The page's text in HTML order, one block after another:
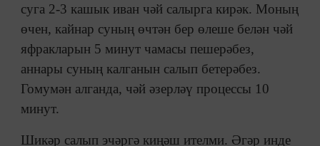
суга 2-3 кашык иван чәй салырга кирәк. Моның
өчен, кайнар суның өчтән бер өлеше белән чәй
яфракларын 5 минут чамасы пешерәбез,
аннары суның калганын салып бетерәбез.
Гомумән алганда, чәй әзерләү процессы 10
минут.
Шикәр салып эчәргә киңәш ителми. Әгәр инде